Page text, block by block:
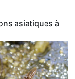
asiatiques à